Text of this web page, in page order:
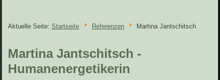
Aktuelle Seite: Startseite Referenzen Martina Jantschitsch
Martina Jantschitsch -
Humanenergetikerin